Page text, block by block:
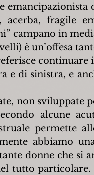
emancipazionista
fragile
campano in
è un’offesa
di sinistra, e
non sviluppate
alcune
permette
abbiamo
donne che si
tutto